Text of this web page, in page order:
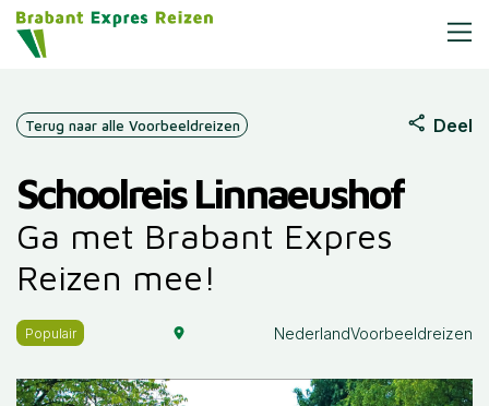
Terug naar alle Voorbeeldreizen Deel
Schoolreis Linnaeushof
Ga met Brabant Expres
Reizen mee!
Populair NederlandVoorbeeldreizen